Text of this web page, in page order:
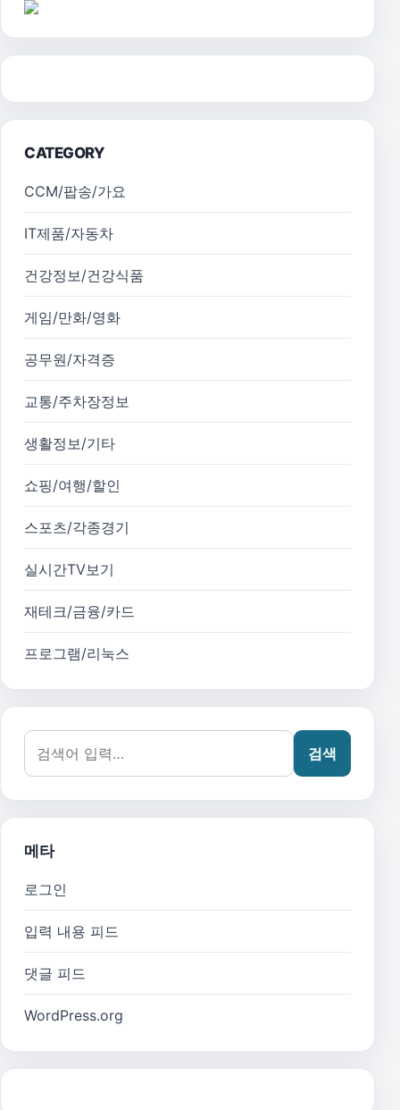
CATEGORY
CCM/팝송/가요
IT제품/자동차
건강정보/건강식품
게임/만화/영화
공무원/자격증
교통/주차장정보
생활정보/기타
쇼핑/여행/할인
스포츠/각종경기
실시간TV보기
재테크/금융/카드
프로그램/리눅스
검색어:
검색
메타
로그인
입력 내용 피드
댓글 피드
WordPress.org